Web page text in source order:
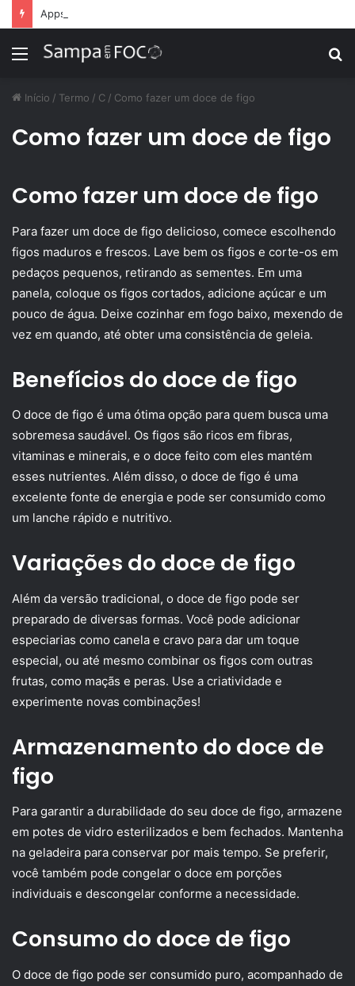
Menu
Início / Termo / C / Como fazer um doce de figo
Como fazer um doce de figo
Como fazer um doce de figo
Para fazer um doce de figo delicioso, comece escolhendo
figos maduros e frescos. Lave bem os figos e corte-os em
pedaços pequenos, retirando as sementes. Em uma
panela, coloque os figos cortados, adicione açúcar e um
pouco de água. Deixe cozinhar em fogo baixo, mexendo de
vez em quando, até obter uma consistência de geleia.
Benefícios do doce de figo
O doce de figo é uma ótima opção para quem busca uma
sobremesa saudável. Os figos são ricos em fibras,
vitaminas e minerais, e o doce feito com eles mantém
esses nutrientes. Além disso, o doce de figo é uma
excelente fonte de energia e pode ser consumido como
um lanche rápido e nutritivo.
Variações do doce de figo
Além da versão tradicional, o doce de figo pode ser
preparado de diversas formas. Você pode adicionar
especiarias como canela e cravo para dar um toque
especial, ou até mesmo combinar os figos com outras
frutas, como maçãs e peras. Use a criatividade e
experimente novas combinações!
Armazenamento do doce de
figo
Para garantir a durabilidade do seu doce de figo, armazene
em potes de vidro esterilizados e bem fechados. Mantenha
na geladeira para conservar por mais tempo. Se preferir,
você também pode congelar o doce em porções
individuais e descongelar conforme a necessidade.
Consumo do doce de figo
O doce de figo pode ser consumido puro, acompanhado de